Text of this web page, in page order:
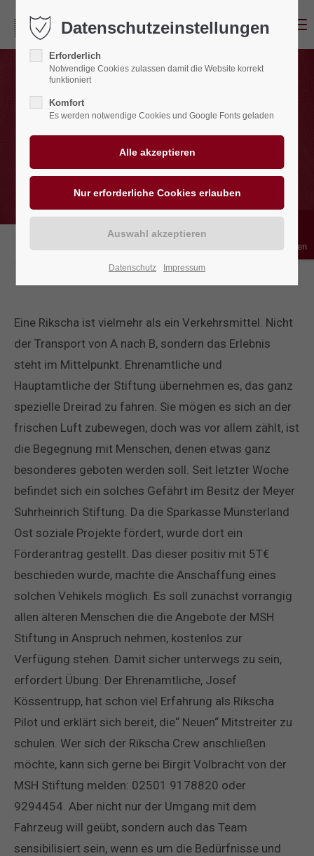
Menu
28.08.2024 08:54
Eine Rikscha ist vielmehr als ein Verkehrsmittel. Nicht
der Transport von A nach B, sondern das Erlebnis
steht im Mittelpunkt. Ehrenamtliche und
Hauptamtliche der Stiftung übernehmen es, das ganz
spezielle Dreirad zu fahren. Sie mögen es sich an der
frischen Luft zubewegen, doch was vor allem zählt, ist
die Begegnung mit Menschen, denen etwas ganz
besonderes geboten werden soll. Seit letzter Woche
befindet sich ein solches Gefährt im Besitz der Meyer
Suhrheinrich Stiftung. Da die Sparkasse Münsterland
Ost soziale Projekte fördert, wurde dort ein
Förderantrag gestellt. Das dieser positiv mit 5T€
beschieden wurde, machte die Anschaffung eines
solchen Vehikels möglich. Es soll zunächst vorrangig
allen älteren Menschen die die Angebote der MSH
Stiftung in Anspruch nehmen, kostenlos zur
Verfügung stehen. Damit sicher unterwegs zu sein,
erfordert Übung. Der Ehrenamtliche, Josef
Kössentrupp, hat schon viel Erfahrung als Rikscha
Pilot und erklärt sich bereit, die“ Neuen“ Mitstreiter zu
schulen. Wer sich der Rikscha Crew anschließen
möchte, kann sich gerne bei Birgit Volbracht von der
MSH Stiftung melden: 02501 9178820 oder
9294454. Aber nicht nur der Umgang mit dem
Fahrzeug will geübt, sondern auch das Team
sensibilisiert sein, wenn es um die Bedürfnisse und
Datenschutzeinstellungen
Erforderlich
Notwendige Cookies zulassen damit die Website korrekt
funktioniert
Komfort
Es werden notwendige Cookies und Google Fonts geladen
Datenschutz Impressum
Bedienhilfen